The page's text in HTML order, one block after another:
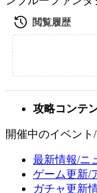
攻略コンテ
開催中のイベント
最新情報/ニ
ゲーム更新/
ガチャ更新